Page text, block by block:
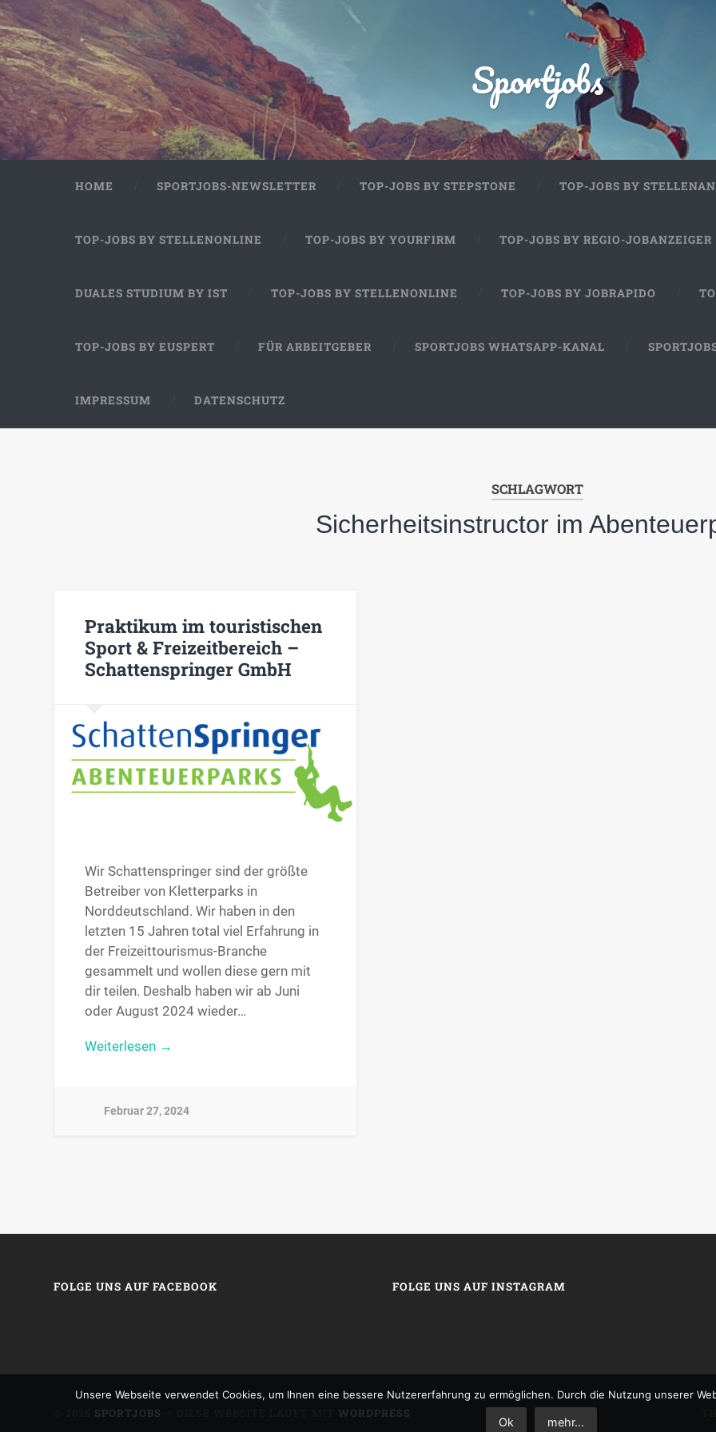
Sportjobs
HOME SPORTJOBS-NEWSLETTER TOP-JOBS BY STEPSTONE TOP-JOBS BY
TOP-JOBS BY STELLENONLINE TOP-JOBS BY YOURFIRM TOP-JOBS BY REGIO-JOBANZEIGER
DUALES STUDIUM BY IST TOP-JOBS BY STELLENONLINE TOP-JOBS BY JOBRAPIDO
TOP-JOBS BY EUSPERT FÜR ARBEITGEBER SPORTJOBS WHATSAPP-KANAL
IMPRESSUM DATENSCHUTZ
SCHLAGWORT
Sicherheitsinstructor im
Praktikum im touristischen
Sport & Freizeitbereich –
Schattenspringer GmbH
Wir Schattenspringer sind der größte
Betreiber von Kletterparks in
Norddeutschland. Wir haben in den
letzten 15 Jahren total viel Erfahrung in
der Freizeittourismus-Branche
gesammelt und wollen diese gern mit
dir teilen. Deshalb haben wir ab Juni
oder August 2024 wieder…
Weiterlesen →
Februar 27, 2024
FOLGE UNS AUF FACEBOOK FOLGE UNS AUF INSTAGRAM
SPORTJOBS — DIESE WEBSITE LÄUFT MITWORDPRESS
Unsere Webseite verwendet Cookies, um Ihnen eine bessere Nutzererfahrung zu ermöglichen. Durch die Nutzung unserer
Ok mehr...